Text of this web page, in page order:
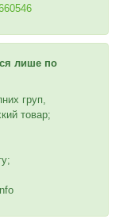
лише по
груп,
товар;